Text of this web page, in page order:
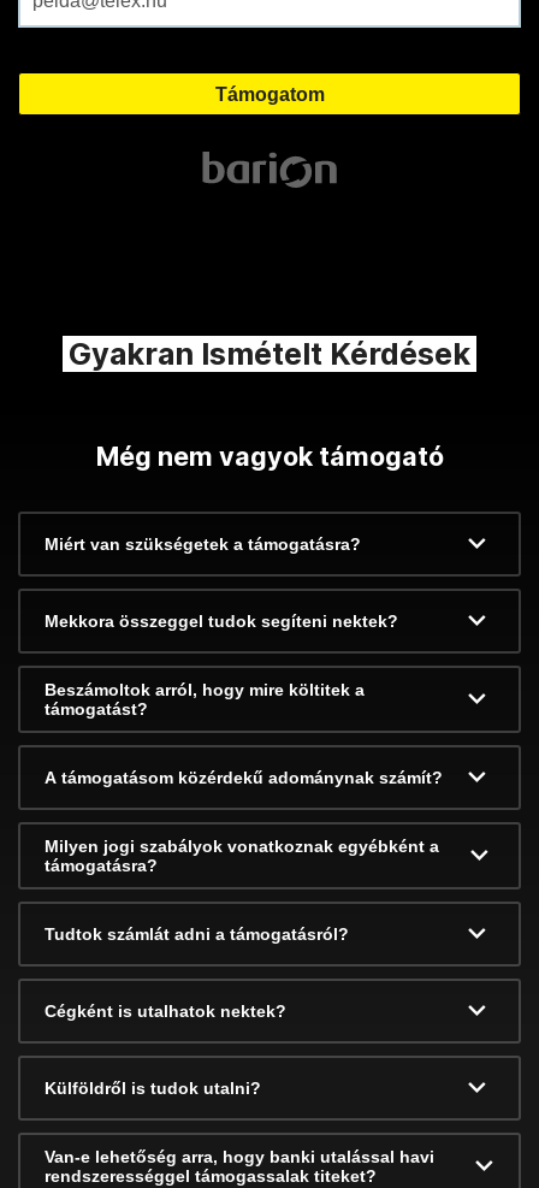
Gyakran Ismételt Kérdések
Még nem vagyok támogató
Miért van szükségetek a támogatásra?
Mekkora összeggel tudok segíteni nektek?
Beszámoltok arról, hogy mire költitek a
támogatást?
A támogatásom közérdekű adománynak számít?
Milyen jogi szabályok vonatkoznak egyébként a
támogatásra?
Tudtok számlát adni a támogatásról?
Cégként is utalhatok nektek?
Külföldről is tudok utalni?
Van-e lehetőség arra, hogy banki utalással havi
rendszerességgel támogassalak titeket?